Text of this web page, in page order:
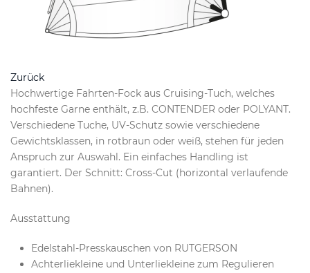
Zurück
Hochwertige Fahrten-Fock aus Cruising-Tuch, welches
hochfeste Garne enthält, z.B. CONTENDER oder POLYANT.
Verschiedene Tuche, UV-Schutz sowie verschiedene
Gewichtsklassen, in rotbraun oder weiß, stehen für jeden
Anspruch zur Auswahl. Ein einfaches Handling ist
garantiert. Der Schnitt: Cross-Cut (horizontal verlaufende
Bahnen).
Ausstattung
Edelstahl-Presskauschen von RUTGERSON
Achterliekleine und Unterliekleine zum Regulieren